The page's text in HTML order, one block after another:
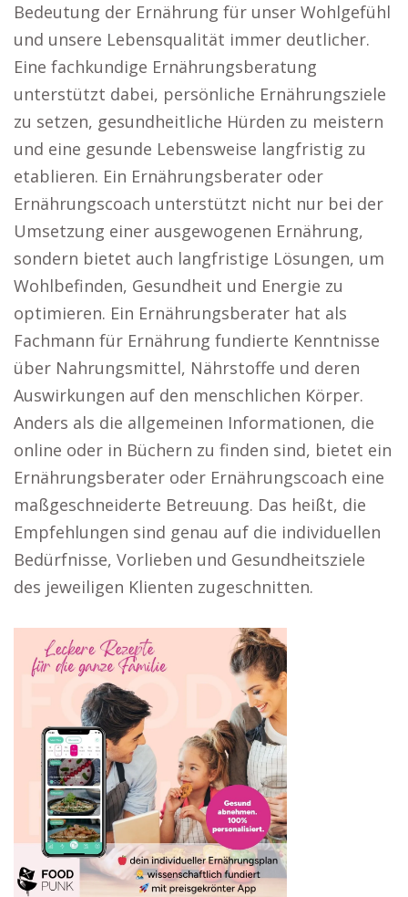
Bedeutung der Ernährung für unser Wohlgefühl
und unsere Lebensqualität immer deutlicher.
Eine fachkundige Ernährungsberatung
unterstützt dabei, persönliche Ernährungsziele
zu setzen, gesundheitliche Hürden zu meistern
und eine gesunde Lebensweise langfristig zu
etablieren. Ein Ernährungsberater oder
Ernährungscoach unterstützt nicht nur bei der
Umsetzung einer ausgewogenen Ernährung,
sondern bietet auch langfristige Lösungen, um
Wohlbefinden, Gesundheit und Energie zu
optimieren. Ein Ernährungsberater hat als
Fachmann für Ernährung fundierte Kenntnisse
über Nahrungsmittel, Nährstoffe und deren
Auswirkungen auf den menschlichen Körper.
Anders als die allgemeinen Informationen, die
online oder in Büchern zu finden sind, bietet ein
Ernährungsberater oder Ernährungscoach eine
maßgeschneiderte Betreuung. Das heißt, die
Empfehlungen sind genau auf die individuellen
Bedürfnisse, Vorlieben und Gesundheitsziele
des jeweiligen Klienten zugeschnitten.